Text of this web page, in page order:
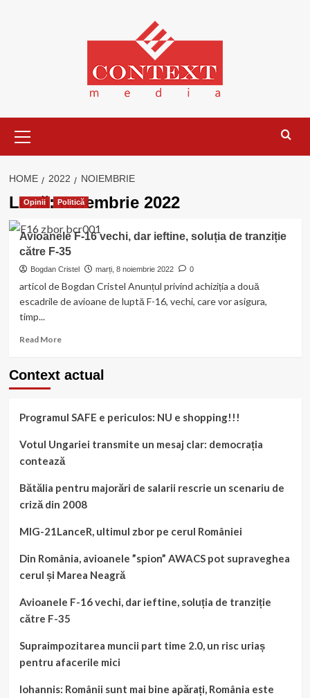
Menu
HOME 2022 NOIEMBRIE
Lună:noiembrie 2022
Opinii Politică
Avioanele F-16 vechi, dar ieftine, soluția de tranziție
către F-35
Bogdan Cristel marți, 8 noiembrie 2022 0
articol de Bogdan Cristel Anunțul privind achiziția a două
escadrile de avioane de luptă F-16, vechi, care vor asigura,
timp...
Read MoreRead
Avioanele
vechi,
ieftine,
soluția
tranziție
către
F-
Context actual
Programul SAFE e periculos: NU e shopping!!!
Votul Ungariei transmite un mesaj clar: democrația
contează
Bătălia pentru majorări de salarii rescrie un scenariu de
criză din 2008
MIG-21LanceR, ultimul zbor pe cerul României
Din România, avioanele ”spion” AWACS pot supraveghea
cerul și Marea Neagră
Avioanele F-16 vechi, dar ieftine, soluția de tranziție
către F-35
Supraimpozitarea muncii part time 2.0, un risc uriaș
pentru afacerile mici
Iohannis: Românii sunt mai bine apărați, România este